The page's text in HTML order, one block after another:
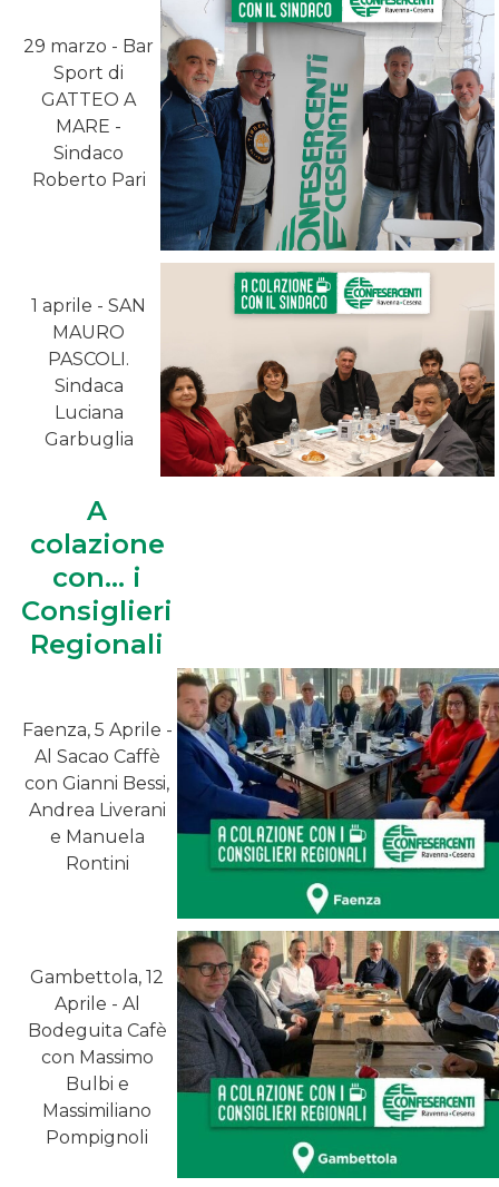
29 marzo - Bar
Sport di
GATTEO A
MARE -
Sindaco
Roberto Pari
1 aprile - SAN
MAURO
PASCOLI.
Sindaca
Luciana
Garbuglia
A
colazione
con... i
Consiglieri
Regionali
Faenza, 5 Aprile -
Al Sacao Caffè
con Gianni Bessi,
Andrea Liverani
e Manuela
Rontini
Gambettola, 12
Aprile - Al
Bodeguita Cafè
con Massimo
Bulbi e
Massimiliano
Pompignoli